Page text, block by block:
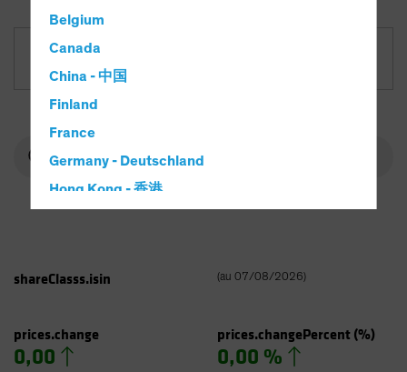
Belgium
Canada
China - 中国
Finland
France
Germany - Deutschland
Hong Kong - 香港
Italy - Italia
Latin America
Luxembourg and Other EMEA
shareClasss.isin (au 07/08/2026)
prices.change
0,00
prices.changePercent(%)
0,00 %